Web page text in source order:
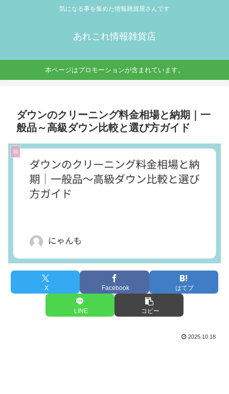
気になる事を集めた情報雑貨屋さんです
あれこれ情報雑貨店
本ページはプロモーションが含まれています。
ダウンのクリーニング料金相場と納期｜一
般品～高級ダウン比較と選び方ガイド
知
X Facebook はてブ
LINE コピー
2025.10.18